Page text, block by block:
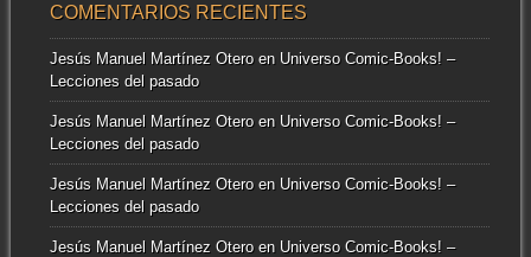
COMENTARIOS RECIENTES
Jesús Manuel Martínez Oteroen Universo Comic-Books! –
Lecciones del pasado
Jesús Manuel Martínez Oteroen Universo Comic-Books! –
Lecciones del pasado
Jesús Manuel Martínez Oteroen Universo Comic-Books! –
Lecciones del pasado
Jesús Manuel Martínez Oteroen Universo Comic-Books! –